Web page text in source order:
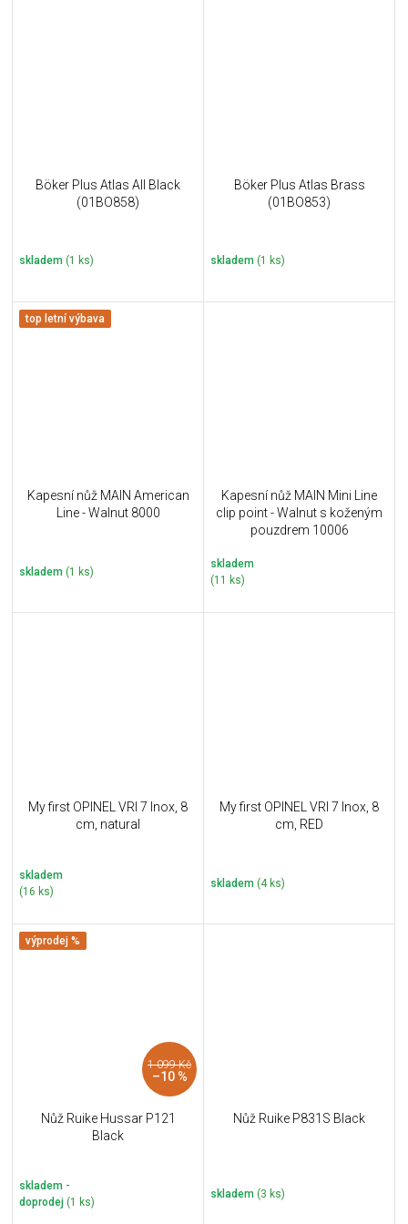
Böker Plus Atlas AII Black
(01BO858)
skladem (1 ks)
Böker Plus Atlas Brass
(01BO853)
skladem (1 ks)
top letní výbava
Kapesní nůž MAIN American
Line - Walnut 8000
skladem (1 ks)
Kapesní nůž MAIN Mini Line
clip point - Walnut s koženým
pouzdrem 10006
skladem
(11 ks)
My first OPINEL VRI 7 Inox, 8
cm, natural
skladem
(16 ks)
My first OPINEL VRI 7 Inox, 8
cm, RED
skladem (4 ks)
výprodej %
1 099 Kč
–10 %
Nůž Ruike Hussar P121
Black
skladem -
doprodej (1 ks)
Nůž Ruike P831S Black
skladem (3 ks)